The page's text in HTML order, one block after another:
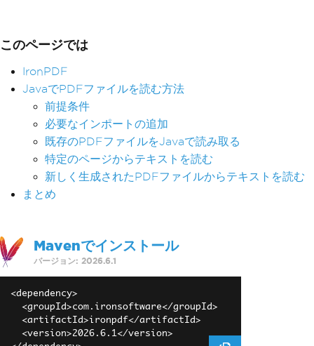
このページでは
IronPDF
JavaでPDFファイルを読む方法
前提条件
必要なインポートの追加
既存のPDFファイルをJavaで読み取る
特定のページからテキストを読む
新しく生成されたPDFファイルからテキストを読む
まとめ
Mavenでインストール
バージョン: 2026.6.1
<dependency>